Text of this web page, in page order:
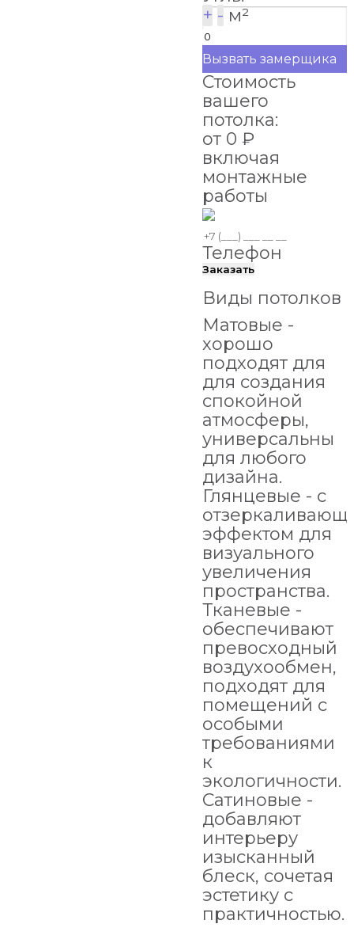
+ - м²
Вызвать замерщика
Стоимость
вашего
потолка:
от 0 ₽
включая
монтажные
работы
Телефон
Заказать
Виды потолков
Матовые -
хорошо
подходят для
для создания
спокойной
атмосферы,
универсальны
для любого
дизайна.
Глянцевые - с
эффектом для
визуального
увеличения
пространства.
Тканевые -
обеспечивают
превосходный
воздухообмен,
подходят для
помещений с
особыми
требованиями
к
экологичности.
Сатиновые -
добавляют
интерьеру
изысканный
блеск, сочетая
эстетику с
практичностью.